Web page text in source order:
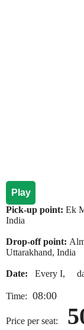
Play
Pick-up point: Ek
India
Drop-off point:
Uttarakhand, India
Date: Every I,
Time: 08:00
Price per seat: